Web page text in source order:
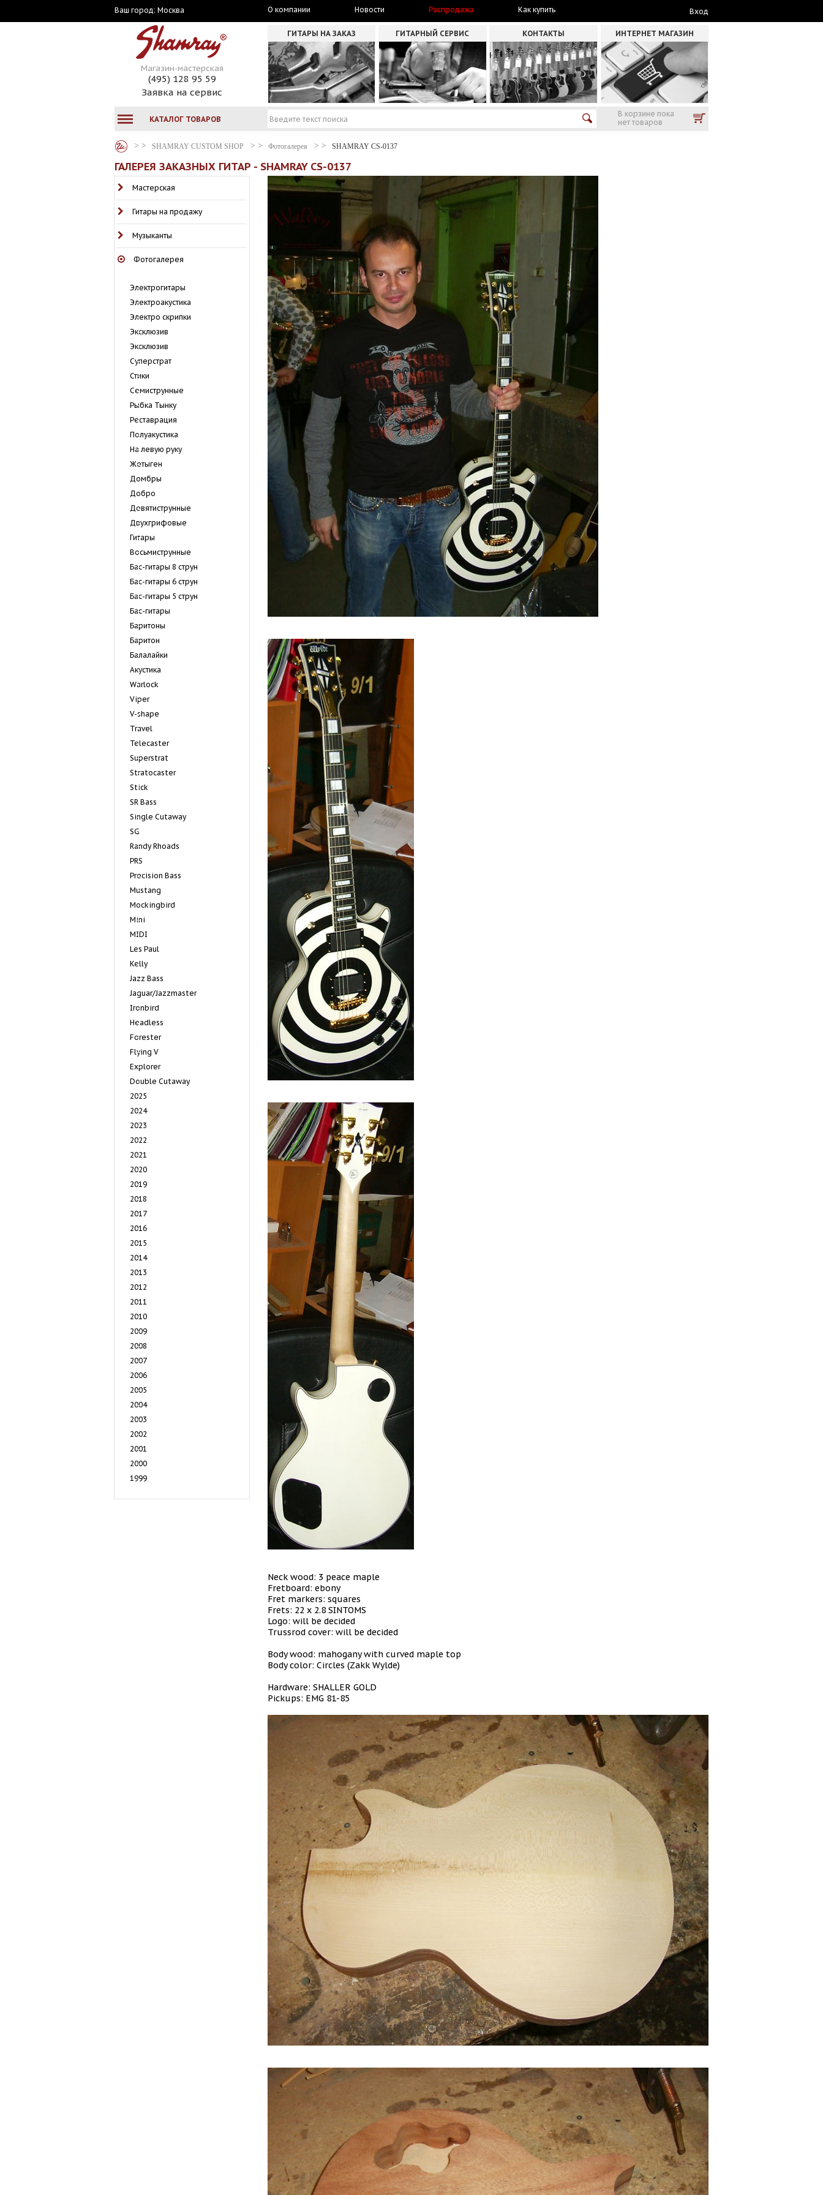
Ваш город: Москва О компании Новости Распродажа Как купить Вход
Магазин-мастерская
(495) 128 95 59
Заявка на сервис
ГИТАРЫ НА ЗАКАЗ ГИТАРНЫЙ СЕРВИС КОНТАКТЫ ИНТЕРНЕТ МАГАЗИН
КАТАЛОГ ТОВАРОВ
В корзине пока
нет товаров
SHAMRAY CUSTOM SHOP Фотогалерея SHAMRAY CS-0137
ГАЛЕРЕЯ ЗАКАЗНЫХ ГИТАР - SHAMRAY CS-0137
Мастерская
Гитары на продажу
Музыканты
Фотогалерея
Электрогитары
Электроакустика
Электро скрипки
Эксклюзив
Экcклюзив
Суперстрат
Стики
Семиструнные
Рыбка Тынку
Реставрация
Полуакустика
На левую руку
Жетыген
Домбры
Добро
Девятиструнные
Двухгрифовые
Гитары
Восьмиструнные
Бас-гитары 8 струн
Бас-гитары 6 струн
Бас-гитары 5 струн
Бас-гитары
Баритоны
Баритон
Балалайки
Акустика
Warlock
Viper
V-shape
Travel
Telecaster
Superstrat
Stratocaster
Stick
SR Bass
Single Cutaway
SG
Randy Rhoads
PRS
Precision Bass
Mustang
Mockingbird
Mini
MIDI
Les Paul
Kelly
Jazz Bass
Jaguar/Jazzmaster
Ironbird
Headless
Forester
Flying V
Explorer
Double Cutaway
2025
2024
2023
2022
2021
2020
2019
2018
2017
2016
2015
2014
2013
2012
2011
2010
2009
2008
2007
2006
2005
2004
2003
2002
2001
2000
1999
Neck wood: 3 peace maple
Fretboard: ebony
Fret markers: squares
Frets: 22 x 2.8 SINTOMS
Logo: will be decided
Trussrod cover: will be decided
Body wood: mahogany with curved maple top
Body color: Circles (Zakk Wylde)
Hardware: SHALLER GOLD
Pickups: EMG 81-85